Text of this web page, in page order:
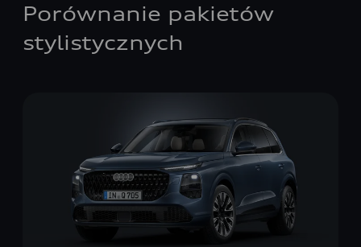
Porównanie pakietów
stylistycznych